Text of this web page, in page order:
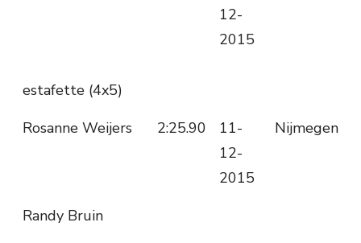
12-
2015
estafette (4x5)
Rosanne Weijers
2:25.90
11-
12-
2015
Nijmegen
Randy Bruin